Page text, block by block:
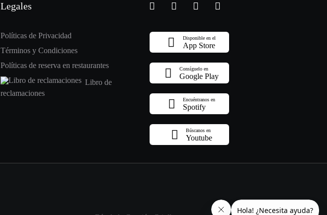
Legales
Políticas de Privacidad
Términos y Condiciones
Políticas de reserva en restaurantes
Libro de
reclamaciones
Disponible en el
App Store
Consíguelo en
Google Play
Encuéntranos en
Spotify
Búscanos en
Youtube